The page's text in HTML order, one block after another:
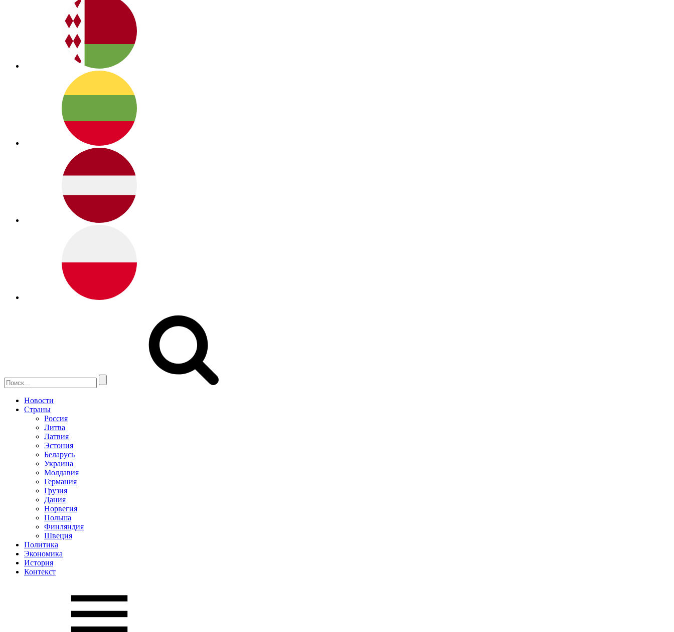
Новости
Страны
Россия
Литва
Латвия
Эстония
Беларусь
Украина
Молдавия
Германия
Грузия
Дания
Норвегия
Польша
Финляндия
Швеция
Политика
Экономика
История
Контекст